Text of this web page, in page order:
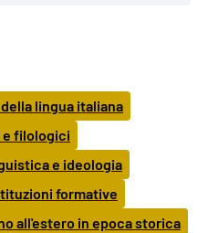
lingua italiana
filologici
e ideologia
formative
all'estero in epoca storica